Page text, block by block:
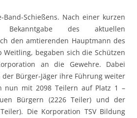
Schießens. Nach einer kurzen
des aktuellen
den amtierenden Hauptmann des
Weitling, begaben sich die Schützen
an die Gewehre. Dabei
Bürger-Jäger ihre Führung weiter
nun mit 2098 Teilern auf Platz 1 –
Bürgern (2226 Teiler) und der
Die Korporation TSV Bildung